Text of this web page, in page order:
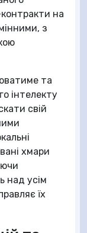
на
з
та
інтелекту
свій
хмари
над усім
їх